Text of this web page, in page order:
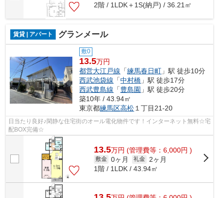
2階 / 1LDK＋1S(納戸) / 36.21㎡
賃貸 | アパート グランメール
敷0
13.5万円
都営大江戸線 「練馬春日町 」駅 徒歩10分
西武池袋線 「中村橋 」駅 徒歩17分
西武豊島線 「豊島園 」駅 徒歩20分
築10年 / 43.94㎡
東京都練馬区高松 １丁目21-20
日当たり良好♪閑静な住宅街のオール電化物件です！インターネット無料☆宅
配BOX完備☆
13.5万円 (管理費等：6,000円 )
敷金 0ヶ月 礼金
2ヶ月
1階 / 1LDK / 43.94㎡